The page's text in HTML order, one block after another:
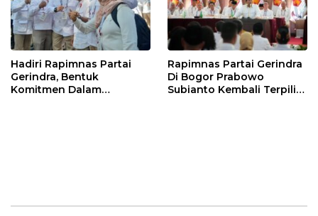
Hadiri Rapimnas Partai
Gerindra, Bentuk
Komitmen Dalam
Rapimnas Partai Gerindra
Di Bogor Prabowo
Subianto Kembali Terpilih